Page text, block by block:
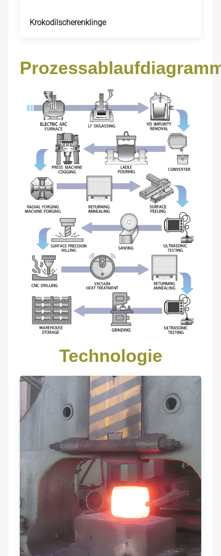
Krokodilscherenklinge
Technologie